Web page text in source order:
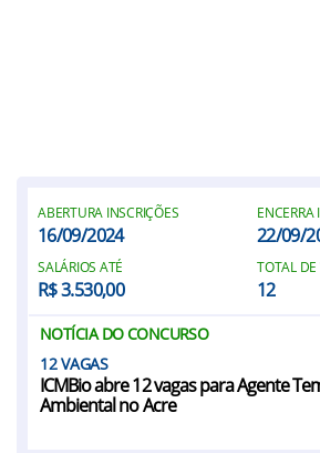
ABERTURA INSCRIÇÕES
16/09/2024
ENCERRA
22/09/
SALÁRIOS ATÉ
R$ 3.530,00
TOTAL DE
12
NOTÍCIA DO CONCURSO
12
ICMBio abre 12 vagas para Agente
Ambiental no Acre